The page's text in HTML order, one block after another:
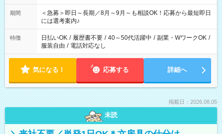
ば前職が、 在宅/財団法人/事務/コールセンター/受付/販売/カフェ
スタッフ スイーツ販売/ホテルフロント/化粧品販売/など 様々な
業界から入社して活躍されています♪
期間
＜急募＞即日～長期／8月～9月～も相談OK！応募から最短即日
には選考案内♪
特徴 日払いOK / 履歴書不要 / 40～50代活躍中 / 副業・WワークOK /
服装自由 / 電話対応なし
気になる！ 応募する 詳細へ
掲載日：2026.08.05
未読